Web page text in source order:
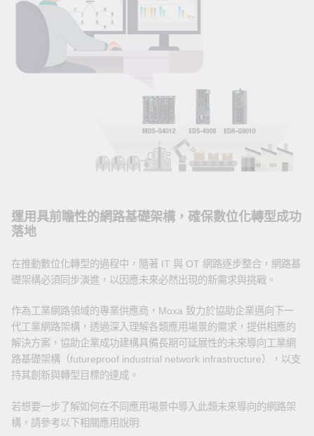
運用具前瞻性的網路基礎架構，確保數位化轉型成功
落地
在推動數位化轉型的過程中，隨著 IT 與 OT 網路逐步整合，網路基
礎架構必須同步演進，以因應未來必然出現的新需求與挑戰。
作為工業網路領域的專業供應商，Moxa 致力於協助企業邁向下一
代工業網路架構，透過深入理解各類應用場景的需求，提供相應的
解決方案，協助企業成功建構具備長期可延展性的未來導向工業網
路基礎架構（futureproof industrial network infrastructure），以支
持其創新與轉型目標的達成。
若想要一步了解如何在不同應用場景中導入此類未來導向的網路架
構，請參考以下相關應用說明: